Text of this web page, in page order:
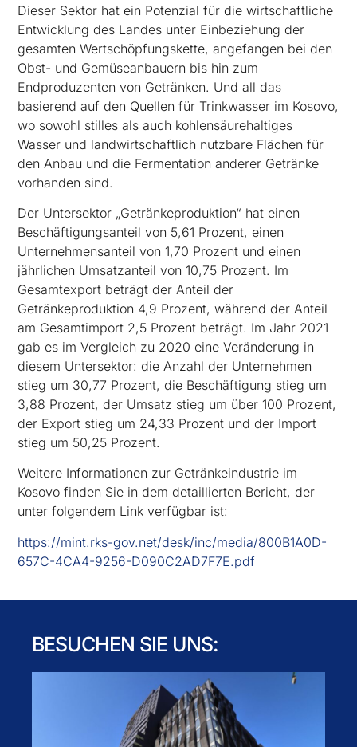
Dieser Sektor hat ein Potenzial für die wirtschaftliche
Entwicklung des Landes unter Einbeziehung der
gesamten Wertschöpfungskette, angefangen bei den
Obst- und Gemüseanbauern bis hin zum
Endproduzenten von Getränken. Und all das
basierend auf den Quellen für Trinkwasser im Kosovo,
wo sowohl stilles als auch kohlensäurehaltiges
Wasser und landwirtschaftlich nutzbare Flächen für
den Anbau und die Fermentation anderer Getränke
vorhanden sind.
Der Untersektor „Getränkeproduktion“ hat einen
Beschäftigungsanteil von 5,61 Prozent, einen
Unternehmensanteil von 1,70 Prozent und einen
jährlichen Umsatzanteil von 10,75 Prozent. Im
Gesamtexport beträgt der Anteil der
Getränkeproduktion 4,9 Prozent, während der Anteil
am Gesamtimport 2,5 Prozent beträgt. Im Jahr 2021
gab es im Vergleich zu 2020 eine Veränderung in
diesem Untersektor: die Anzahl der Unternehmen
stieg um 30,77 Prozent, die Beschäftigung stieg um
3,88 Prozent, der Umsatz stieg um über 100 Prozent,
der Export stieg um 24,33 Prozent und der Import
stieg um 50,25 Prozent.
Weitere Informationen zur Getränkeindustrie im
Kosovo finden Sie in dem detaillierten Bericht, der
unter folgendem Link verfügbar ist:
https://mint.rks-gov.net/desk/inc/media/800B1A0D-
657C-4CA4-9256-D090C2AD7F7E.pdf
BESUCHEN SIE UNS: